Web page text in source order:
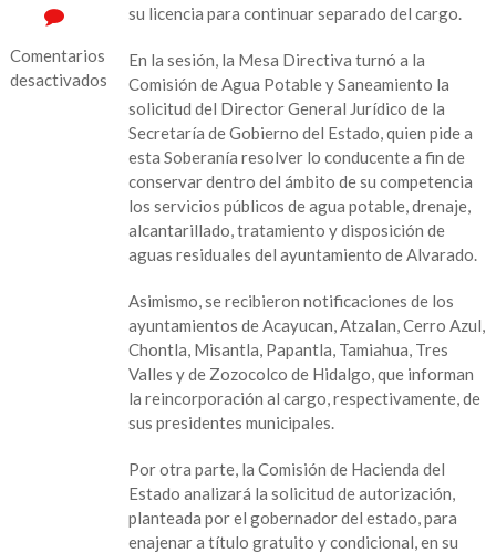
Comentarios
desactivados
su licencia para continuar separado del cargo.
En la sesión, la Mesa Directiva turnó a la
Comisión de Agua Potable y Saneamiento la
solicitud del Director General Jurídico de la
Secretaría de Gobierno del Estado, quien pide a
esta Soberanía resolver lo conducente a fin de
conservar dentro del ámbito de su competencia
los servicios públicos de agua potable, drenaje,
alcantarillado, tratamiento y disposición de
aguas residuales del ayuntamiento de Alvarado.
Asimismo, se recibieron notificaciones de los
ayuntamientos de Acayucan, Atzalan, Cerro Azul,
Chontla, Misantla, Papantla, Tamiahua, Tres
Valles y de Zozocolco de Hidalgo, que informan
la reincorporación al cargo, respectivamente, de
sus presidentes municipales.
Por otra parte, la Comisión de Hacienda del
Estado analizará la solicitud de autorización,
planteada por el gobernador del estado, para
enajenar a título gratuito y condicional, en su